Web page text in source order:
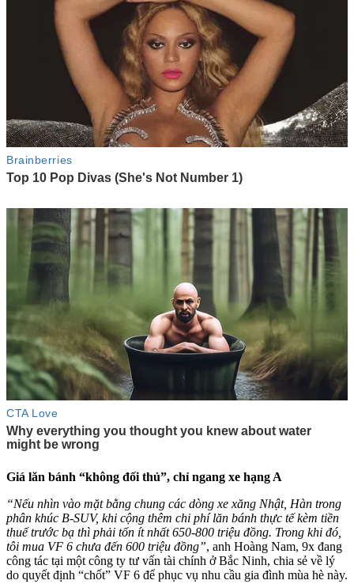
Giá lăn bánh “không đối thủ”, chỉ ngang xe hạng A
“Nếu nhìn vào mặt bằng chung các dòng xe xăng Nhật, Hàn trong
phân khúc B-SUV, khi cộng thêm chi phí lăn bánh thực tế kèm tiền
thuế trước bạ thì phải tốn ít nhất 650-800 triệu đồng. Trong khi đó,
tôi mua VF 6 chưa đến 600 triệu đồng”, anh Hoàng Nam, 9x đang
công tác tại một công ty tư vấn tài chính ở Bắc Ninh, chia sẻ về lý
do quyết định “chốt” VF 6 để phục vụ nhu cầu gia đình mùa hè này.